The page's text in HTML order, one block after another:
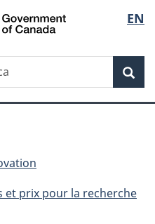
Passer
au
principal
Passer
à
Au
du
Passer
à
version
simplifiée
de
la
EN
et prix pour la recherche